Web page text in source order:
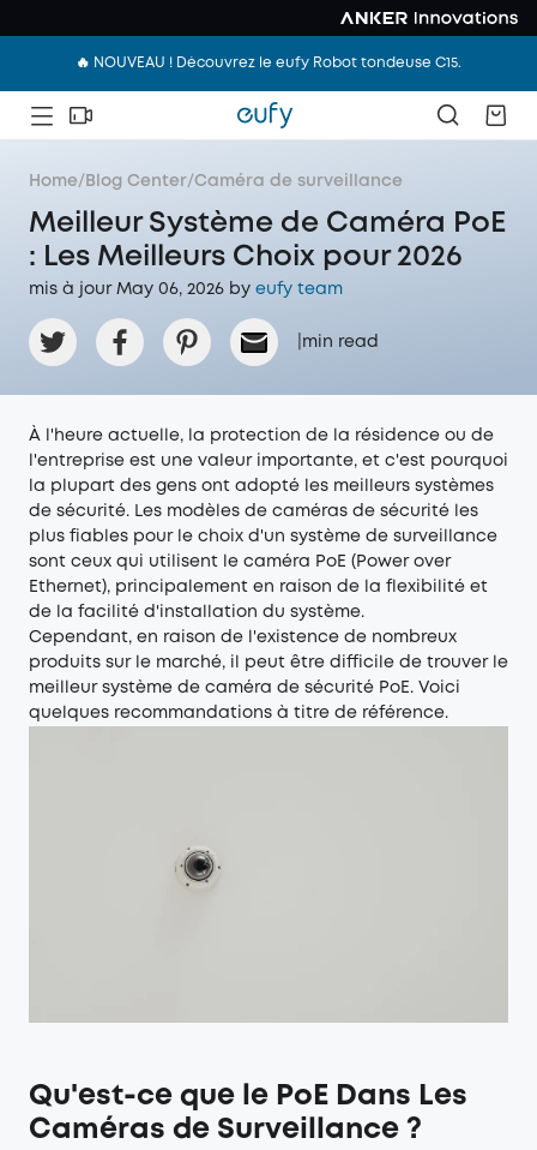
🔥 NOUVEAU ! Découvrez le eufy Robot tondeuse C15.
Home/ Blog Center/Caméra de surveillance
Meilleur Système de Caméra PoE
: Les Meilleurs Choix pour 2026
mis à jour May 06, 2026 by eufy team
min read
À l'heure actuelle, la protection de la résidence ou de
l'entreprise est une valeur importante, et c'est pourquoi
la plupart des gens ont adopté les meilleurs systèmes
de sécurité. Les modèles de caméras de sécurité les
plus fiables pour le choix d'un système de surveillance
sont ceux qui utilisent le caméra PoE (Power over
Ethernet), principalement en raison de la flexibilité et
de la facilité d'installation du système.
Cependant, en raison de l'existence de nombreux
produits sur le marché, il peut être difficile de trouver le
meilleur système de caméra de sécurité PoE. Voici
quelques recommandations à titre de référence.
Qu'est-ce que le PoE Dans Les
Caméras de Surveillance ?